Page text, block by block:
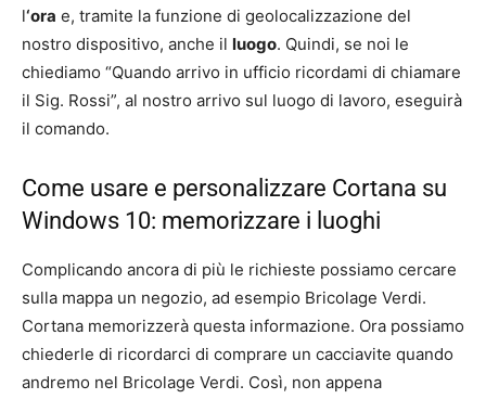
l‘ora e, tramite la funzione di geolocalizzazione del
nostro dispositivo, anche il luogo. Quindi, se noi le
chiediamo “Quando arrivo in ufficio ricordami di chiamare
il Sig. Rossi”, al nostro arrivo sul luogo di lavoro, eseguirà
il comando.
Come usare e personalizzare Cortana su
Windows 10: memorizzare i luoghi
Complicando ancora di più le richieste possiamo cercare
sulla mappa un negozio, ad esempio Bricolage Verdi.
Cortana memorizzerà questa informazione. Ora possiamo
chiederle di ricordarci di comprare un cacciavite quando
andremo nel Bricolage Verdi. Così, non appena